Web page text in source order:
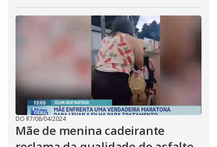
DO R7/08/04/2024
Mãe de menina cadeirante